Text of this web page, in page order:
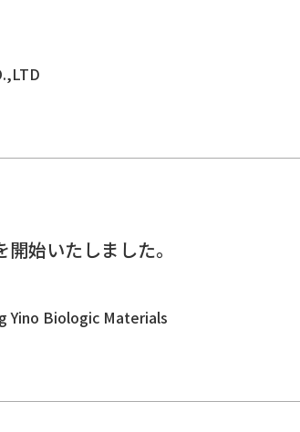
始いたしました。
Yino Biologic Materials